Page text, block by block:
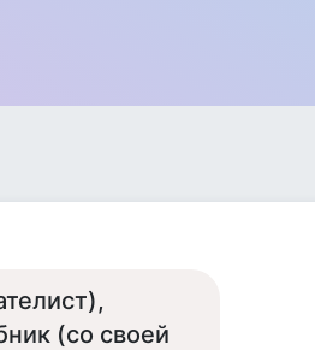
(со своей